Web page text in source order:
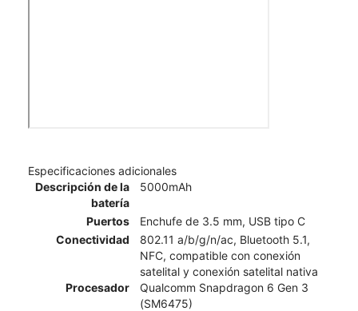
Especificaciones adicionales
Descripción de la
batería
5000mAh
Puertos
Enchufe de 3.5 mm, USB tipo C
Conectividad
802.11 a/b/g/n/ac, Bluetooth 5.1,
NFC, compatible con conexión
satelital y conexión satelital nativa
Procesador
Qualcomm Snapdragon 6 Gen 3
(SM6475)